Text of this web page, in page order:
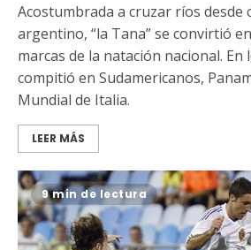
Acostumbrada a cruzar ríos desde
argentino, “la Tana” se convirtió
marcas de la natación nacional.
compitió en Sudamericanos,
Mundial de Italia.
LEER MÁS
9 min de lectura